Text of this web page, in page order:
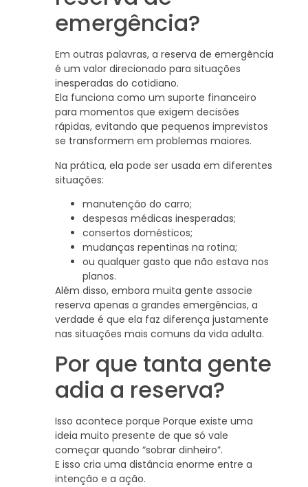
emergência?
Em outras palavras, a reserva de emergência
é um valor direcionado para situações
inesperadas do cotidiano.
Ela funciona como um suporte financeiro
para momentos que exigem decisões
rápidas, evitando que pequenos imprevistos
se transformem em problemas maiores.
Na prática, ela pode ser usada em diferentes
situações:
manutenção do carro;
despesas médicas inesperadas;
consertos domésticos;
mudanças repentinas na rotina;
ou qualquer gasto que não estava nos
planos.
Além disso, embora muita gente associe
reserva apenas a grandes emergências, a
verdade é que ela faz diferença justamente
nas situações mais comuns da vida adulta.
Por que tanta gente
adia a reserva?
Isso acontece porque Porque existe uma
ideia muito presente de que só vale
começar quando “sobrar dinheiro”.
E isso cria uma distância enorme entre a
intenção e a ação.